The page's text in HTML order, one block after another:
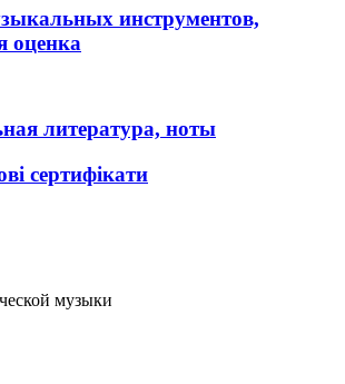
инструментов,
оценка
литература, ноты
сертифікати
музыки